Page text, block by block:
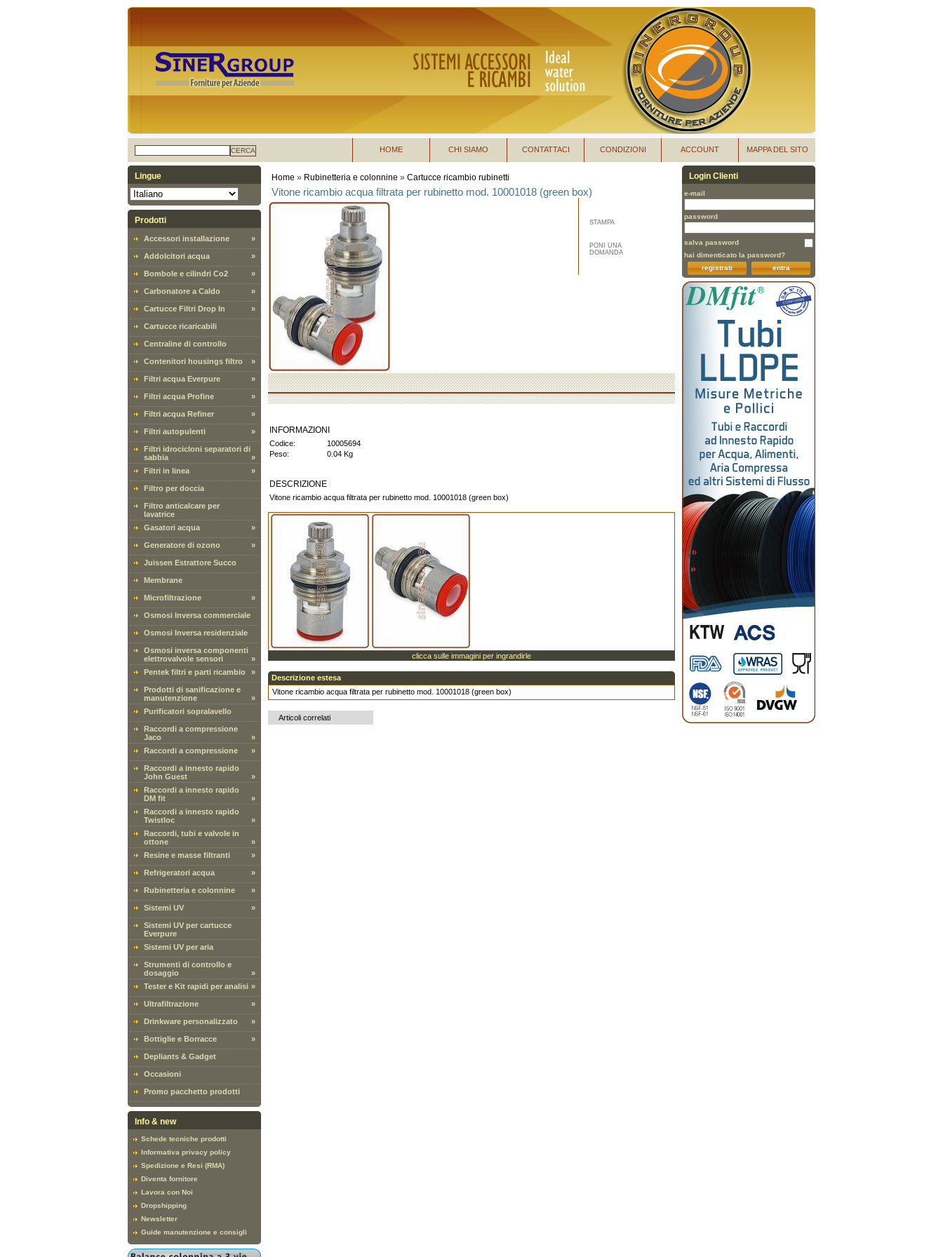
CERCA MAPPA DEL SITO
ACCOUNT
CONDIZIONI
CONTATTACI
CHI SIAMO
HOME
Lingue
Prodotti
Accessori installazione »
Addolcitori acqua »
Bombole e cilindri Co2 »
Carbonatore a Caldo »
Cartucce Filtri Drop In »
Cartucce ricaricabili
Centraline di controllo
Contenitori housings filtro »
Filtri acqua Everpure »
Filtri acqua Profine »
Filtri acqua Refiner »
Filtri autopulenti »
Filtri idrocicloni separatori di
sabbia
»
Filtri in linea
»
Filtro per doccia
Filtro anticalcare per
lavatrice
Gasatori acqua
»
Generatore di ozono »
Juissen Estrattore Succo
Membrane
Microfiltrazione »
Osmosi Inversa commerciale
Osmosi Inversa residenziale
Osmosi inversa componenti
elettrovalvole sensori
»
Pentek filtri e parti ricambio
»
Prodotti di sanificazione e
manutenzione
»
Purificatori sopralavello
Raccordi a compressione
Jaco
»
Raccordi a compressione
»
Raccordi a innesto rapido
John Guest
»
Raccordi a innesto rapido
DM fit
»
Raccordi a innesto rapido
Twistloc
»
Raccordi, tubi e valvole in
ottone
»
Resine e masse filtranti
»
Refrigeratori acqua »
Rubinetteria e colonnine »
Sistemi UV »
Sistemi UV per cartucce
Everpure
Sistemi UV per aria
Strumenti di controllo e
dosaggio
»
Tester e Kit rapidi per analisi »
Ultrafiltrazione »
Drinkware personalizzato »
Bottiglie e Borracce »
Depliants & Gadget
Occasioni
Promo pacchetto prodotti
Info & new
Schede tecniche prodotti
Informativa privacy policy
Spedizione e Resi (RMA)
Diventa fornitore
Lavora con Noi
Dropshipping
Newsletter
Guide manutenzione e consigli
Home » Rubinetteria e colonnine » Cartucce ricambio rubinetti
Vitone ricambio acqua filtrata per rubinetto mod. 10001018 (green box)
STAMPA
PONI UNA
DOMANDA
INFORMAZIONI
Codice:
10005694
Peso:
0.04 Kg
DESCRIZIONE
Vitone ricambio acqua filtrata per rubinetto mod. 10001018 (green box)
clicca sulle immagini per ingrandirle
Descrizione estesa
Vitone ricambio acqua filtrata per rubinetto mod. 10001018 (green box)
Articoli correlati
Login Clienti
e-mail
password
salva password
hai dimenticato la password?
entra
registrati